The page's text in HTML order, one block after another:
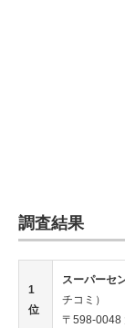
調査結果
1
位
スーパーセ
チコミ）
〒598-0048